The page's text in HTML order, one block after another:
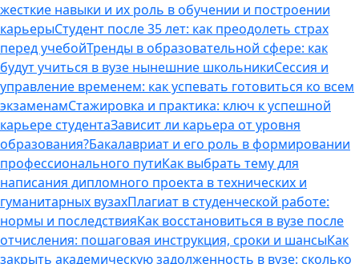
жесткие навыки и их роль в обучении и построении
карьерыСтудент после 35 лет: как преодолеть страх
перед учебойТренды в образовательной сфере: как
будут учиться в вузе нынешние школьникиСессия и
управление временем: как успевать готовиться ко всем
экзаменамСтажировка и практика: ключ к успешной
карьере студентаЗависит ли карьера от уровня
образования?Бакалавриат и его роль в формировании
профессионального путиКак выбрать тему для
написания дипломного проекта в технических и
гуманитарных вузахПлагиат в студенческой работе:
нормы и последствияКак восстановиться в вузе после
отчисления: пошаговая инструкция, сроки и шансыКак
закрыть академическую задолженность в вузе: сколько